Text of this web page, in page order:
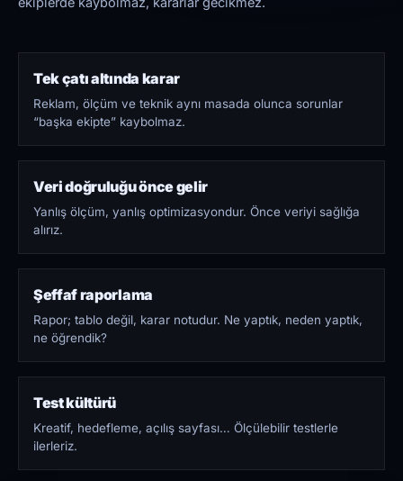
Tek çatı altında karar
Reklam, ölçüm ve teknik aynı masada olunca sorunlar
“başka ekipte” kaybolmaz.
Veri doğruluğu önce gelir
Yanlış ölçüm, yanlış optimizasyondur. Önce veriyi sağlığa
alırız.
Şeffaf raporlama
Rapor; tablo değil, karar notudur. Ne yaptık, neden yaptık,
ne öğrendik?
Test kültürü
Kreatif, hedefleme, açılış sayfası… Ölçülebilir testlerle
ilerleriz.